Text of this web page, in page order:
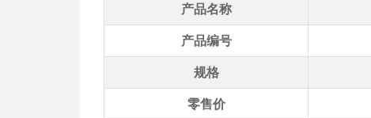
产品名称
产品编号
规格
零售价